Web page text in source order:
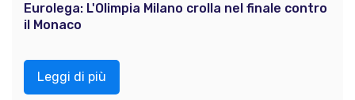
Eurolega: L'Olimpia Milano crolla nel finale contro
il Monaco
Leggi di più